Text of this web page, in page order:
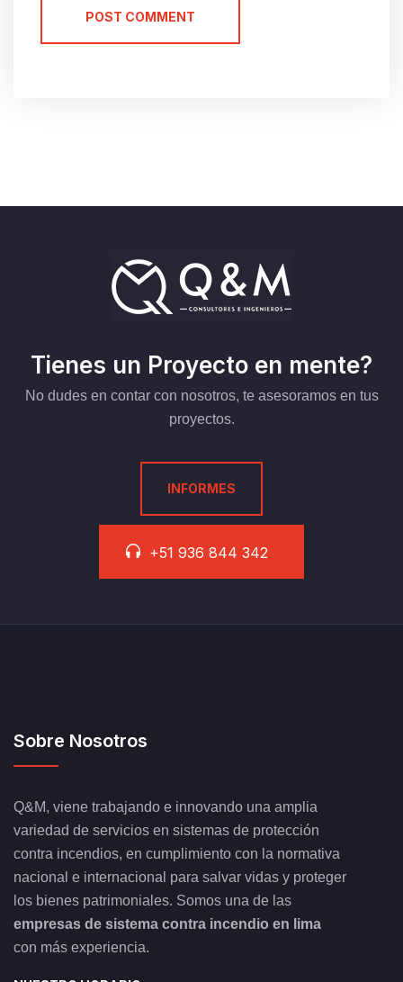
POST COMMENT
Tienes un Proyecto en mente?
No dudes en contar con nosotros, te asesoramos en tus
proyectos.
INFORMES
+51 936 844 342
Sobre Nosotros
Q&M, viene trabajando e innovando una amplia
variedad de servicios en sistemas de protección
contra incendios, en cumplimiento con la normativa
nacional e internacional para salvar vidas y proteger
los bienes patrimoniales. Somos una de las
empresas de sistema contra incendio en lima
con más experiencia.